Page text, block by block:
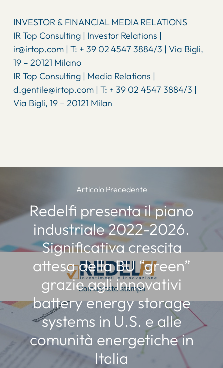
INVESTOR & FINANCIAL MEDIA RELATIONS
IR Top Consulting | Investor Relations |
ir@irtop.com | T: + 39 02 4547 3884/3 | Via Bigli,
19 – 20121 Milano
IR Top Consulting | Media Relations |
d.gentile@irtop.com | T: + 39 02 4547 3884/3 |
Via Bigli, 19 – 20121 Milan
Articolo Precedente
Redelfi presenta il piano
industriale 2022-2026.
Significativa crescita
attesa della BU “green”
grazie agli innovativi
battery energy storage
systems in U.S. e alle
comunità energetiche in
Italia